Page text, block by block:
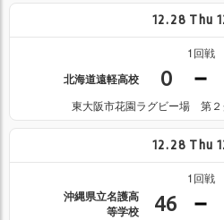
12.28 Thu
1回戦
北海道遠軽高校 0
東大阪市花園ラグビー場 第２
12.28 Thu
1回戦
沖縄県立名護高
等学校
46